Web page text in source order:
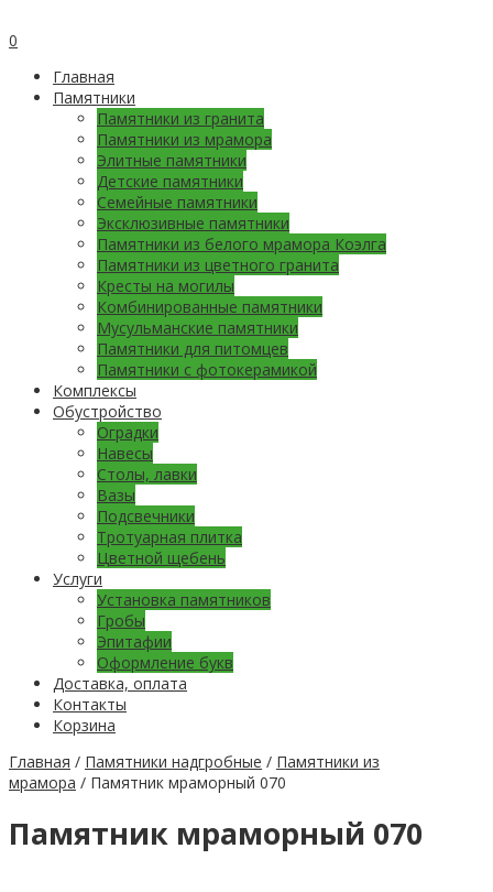
0
Главная
Памятники
Памятники из гранита
Памятники из мрамора
Элитные памятники
Детские памятники
Семейные памятники
Эксклюзивные памятники
Памятники из белого мрамора Коэлга
Памятники из цветного гранита
Кресты на могилы
Комбинированные памятники
Мусульманские памятники
Памятники для питомцев
Памятники с фотокерамикой
Комплексы
Обустройство
Оградки
Навесы
Столы, лавки
Вазы
Подсвечники
Тротуарная плитка
Цветной щебень
Услуги
Установка памятников
Гробы
Эпитафии
Оформление букв
Доставка, оплата
Контакты
Корзина
Главная / Памятники надгробные / Памятники из
мрамора / Памятник мраморный 070
Памятник мраморный 070